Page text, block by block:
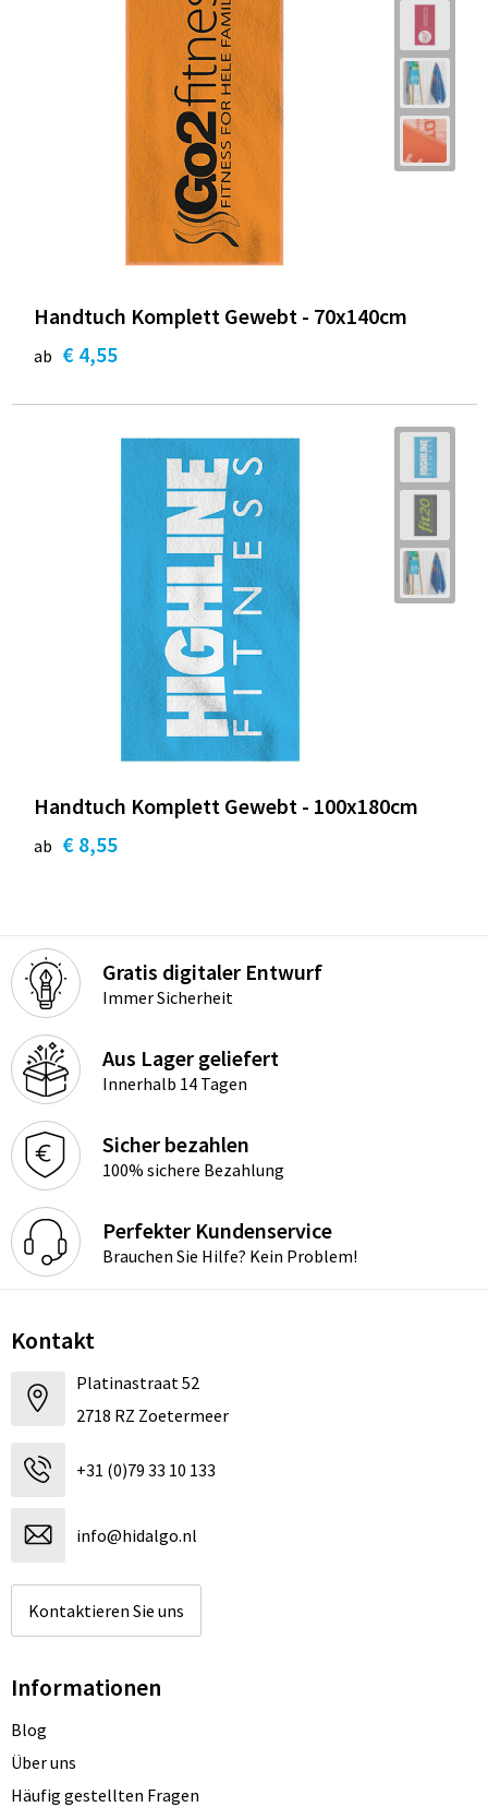
Handtuch Komplett Gewebt - 70x140cm
ab € 4,55
Handtuch Komplett Gewebt - 100x180cm
ab € 8,55
Gratis digitaler Entwurf
Immer Sicherheit
Aus Lager geliefert
Innerhalb 14 Tagen
Sicher bezahlen
100% sichere Bezahlung
Perfekter Kundenservice
Brauchen Sie Hilfe? Kein Problem!
Kontakt
Platinastraat 52
2718 RZ Zoetermeer
+31 (0)79 33 10 133
info@hidalgo.nl
Kontaktieren Sie uns
Informationen
Blog
Über uns
Häufig gestellten Fragen